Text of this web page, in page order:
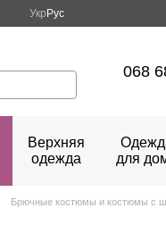
Укр Рус
068
Верхняя
одежда
для
Брючные костюмы и костюмы с